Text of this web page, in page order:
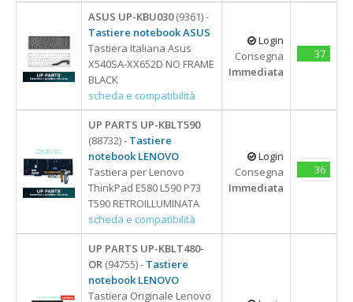
ASUS UP-KBU030(9361) -
Tastiere notebook ASUS
Tastiera Italiana Asus
X540SA-XX652D NO FRAME
BLACK
scheda e compatibilità
Login
Consegna
Immediata
37
UP PARTS UP-KBLT590
(88732) - Tastiere
notebook LENOVO
Tastiera per Lenovo
ThinkPad E580 L590 P73
T590 RETROILLUMINATA
scheda e compatibilità
Login
Consegna
Immediata
36
UP PARTS UP-KBLT480-
OR (94755) - Tastiere
notebook LENOVO
Tastiera Originale Lenovo